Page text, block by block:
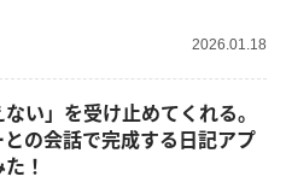
2026.01.18
ない」を受け止めてくれる。
の会話で完成する日記アプ
！